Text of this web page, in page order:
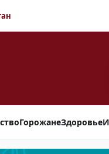
ГорожанеЗдоровье